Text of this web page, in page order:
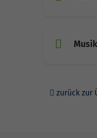
zurück zur